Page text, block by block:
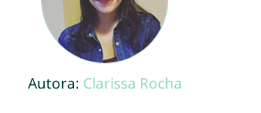
Autora: Clarissa Rocha